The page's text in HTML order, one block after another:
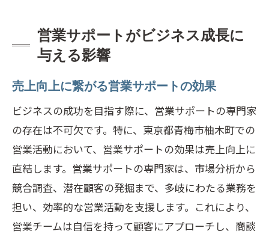
営業サポートがビジネス成長に
与える影響
売上向上に繋がる営業サポートの効果
ビジネスの成功を目指す際に、営業サポートの専門家
の存在は不可欠です。特に、東京都青梅市柚木町での
営業活動において、営業サポートの効果は売上向上に
直結します。営業サポートの専門家は、市場分析から
競合調査、潜在顧客の発掘まで、多岐にわたる業務を
担い、効率的な営業活動を支援します。これにより、
営業チームは自信を持って顧客にアプローチし、商談